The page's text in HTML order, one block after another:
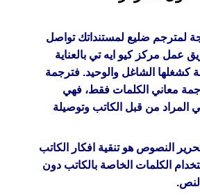
لمترجم ضليع لمستنداتك تواصل
عمل مركز كيو ايه تي بالعناية
كشغلها الشاغل والوحيد. فترجمة
معاني الكلمات فقط، فهي
المراد من قبل الكاتب وتوصيلة
النصوص هو تنقية افكار الكاتب
الكلمات الخاصة بالكاتب دون